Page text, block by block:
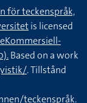
för teckenspråk,
is licensed
Based on a work
. Tillstånd
teckenspråk.